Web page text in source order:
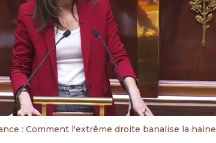
: Comment l'extrême droite banalise la haine